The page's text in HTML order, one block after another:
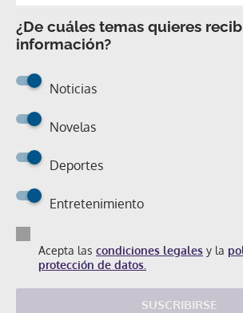
¿De cuáles temas quieres
información?
Noticias
Novelas
Deportes
Entretenimiento
Acepta las condiciones legales y la
protección de datos.
SUSCRIBIRSE